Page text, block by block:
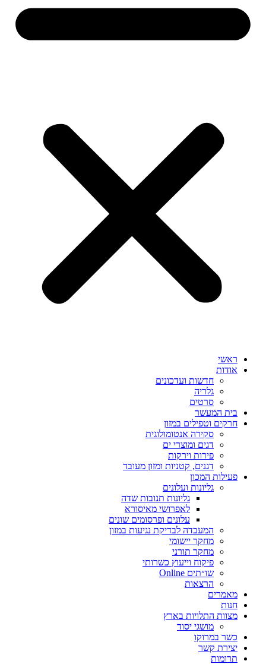
ראשי
אודות
חדשות ועדכונים
גלריה
סרטים
בית המעשר
חרקים וטפילים במזון
סקירה אנטומולוגית
דגים ומוצרי ים
פירות וירקות
דגנים, קטניות ומזון מעובד
פעילות המכון
גליונות ועלונים
גליונות תנובות שדה
לאפרושי מאיסורא
עלונים ופרסומים שונים
המעבדה לבדיקת נגיעות במזון
מחקר יישומי
מחקר תורני
פיקוח וייעוץ כשרותי
שו״תים Online
הרצאות
מאמרים
חנות
מצוות התלויות בארץ
מושגי יסוד
כשר במרוקו
יצירת קשר
תרומות